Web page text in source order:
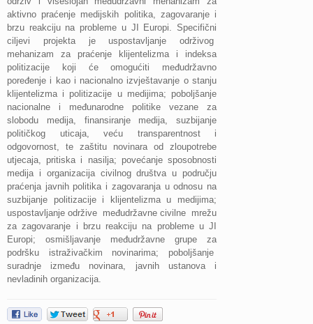
aktivno praćenje medijskih politika, zagovaranje i
brzu reakciju na probleme u JI Europi. Specifični
ciljevi projekta je uspostavljanje održivog
mehanizam za praćenje klijentelizma i indeksa
politizacije koji će omogućiti međudržavno
poređenje i kao i nacionalno izvještavanje o stanju
klijentelizma i politizacije u medijima; poboljšanje
nacionalne i međunarodne politike vezane za
slobodu medija, finansiranje medija, suzbijanje
političkog uticaja, veću transparentnost i
odgovornost, te zaštitu novinara od zloupotrebe
utjecaja, pritiska i nasilja; povećanje sposobnosti
medija i organizacija civilnog društva u području
praćenja javnih politika i zagovaranja u odnosu na
suzbijanje politizacije i klijentelizma u medijima;
uspostavljanje održive međudržavne civilne mrežu
za zagovaranje i brzu reakciju na probleme u JI
Europi; osmišljavanje međudržavne grupe za
podršku istraživačkim novinarima; poboljšanje
suradnje između novinara, javnih ustanova i
nevladinih organizacija.